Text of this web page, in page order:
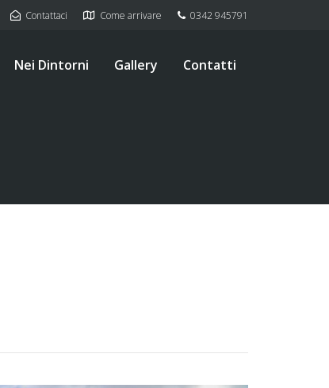
Contattaci Come arrivare 0342 945791
Nei Dintorni Gallery Contatti